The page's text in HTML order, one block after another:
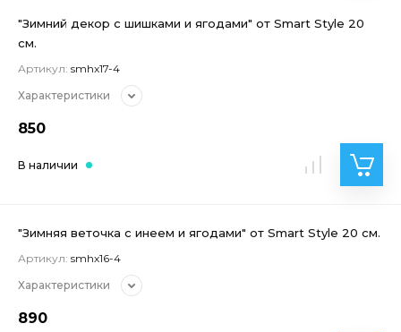
"Зимний декор с шишками и ягодами" от Smart Style 20
см.
Артикул: smhx17-4
Характеристики
850
В наличии
"Зимняя веточка с инеем и ягодами" от Smart Style 20 см.
Артикул: smhx16-4
Характеристики
890